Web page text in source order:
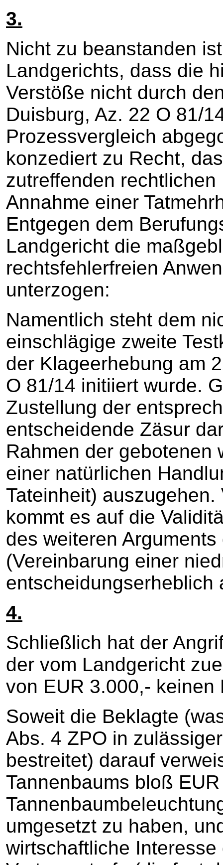
3.
Nicht zu beanstanden
Landgerichts, dass die
Verstöße nicht durch
Duisburg, Az. 22 O 81/
Prozessvergleich
konzediert zu Recht,
zutreffenden
Annahme einer
Entgegen dem
Landgericht die
rechtsfehlerfreien
unterzogen:
Namentlich steht dem
einschlägige zweite
der Klageerhebung am
O 81/14 initiiert wurde.
Zustellung der
entscheidende Zäsur
Rahmen der gebotenen
einer natürlichen
Tateinheit)
kommt es auf die
des weiteren
(Vereinbarung einer
entscheidungserheblich
4.
Schließlich hat der
der vom Landgericht
von EUR 3.000,- keinen
Soweit die Beklagte
Abs. 4 ZPO in
bestreitet) darauf
Tannenbaums bloß
umgesetzt zu haben,
wirtschaftliche